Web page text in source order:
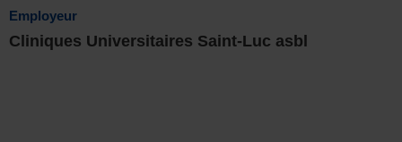
Employeur
Cliniques Universitaires Saint-Luc asbl